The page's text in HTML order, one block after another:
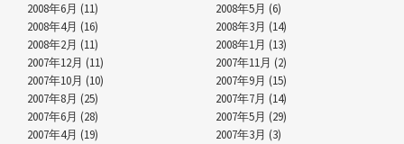
2008年6月 (11)
2008年5月 (6)
2008年4月 (16)
2008年3月 (14)
2008年2月 (11)
2008年1月 (13)
2007年12月 (11)
2007年11月 (2)
2007年10月 (10)
2007年9月 (15)
2007年8月 (25)
2007年7月 (14)
2007年6月 (28)
2007年5月 (29)
2007年4月 (19)
2007年3月 (3)